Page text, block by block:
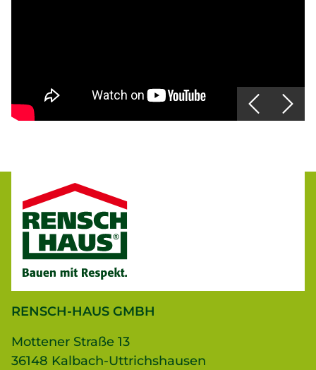
RENSCH-HAUS GMBH
Mottener Straße 13
36148 Kalbach-Uttrichshausen